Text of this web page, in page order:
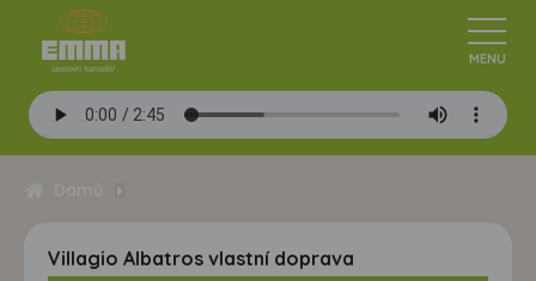
Villagio Albatros vlastní doprava